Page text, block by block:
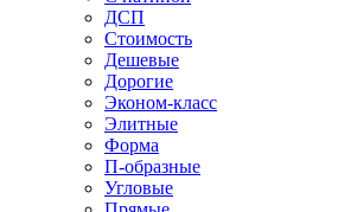
ДСП
Стоимость
Дешевые
Дорогие
Эконом-класс
Элитные
Форма
П-образные
Угловые